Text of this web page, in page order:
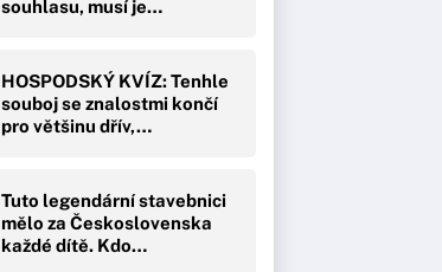
souhlasu, musí je…
HOSPODSKÝ KVÍZ: Tenhle
souboj se znalostmi končí
pro většinu dřív,…
Tuto legendární stavebnici
mělo za Československa
každé dítě. Kdo…